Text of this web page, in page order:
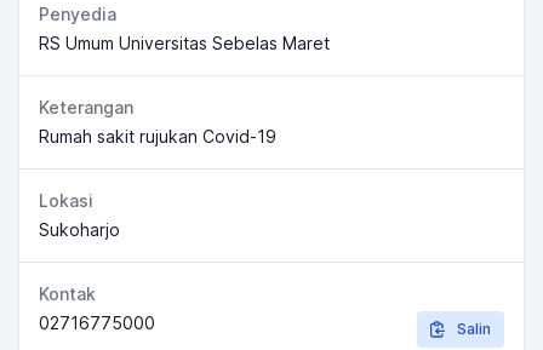
Penyedia
RS Umum Universitas Sebelas Maret
Keterangan
Rumah sakit rujukan Covid-19
Lokasi
Sukoharjo
Kontak
02716775000
Salin